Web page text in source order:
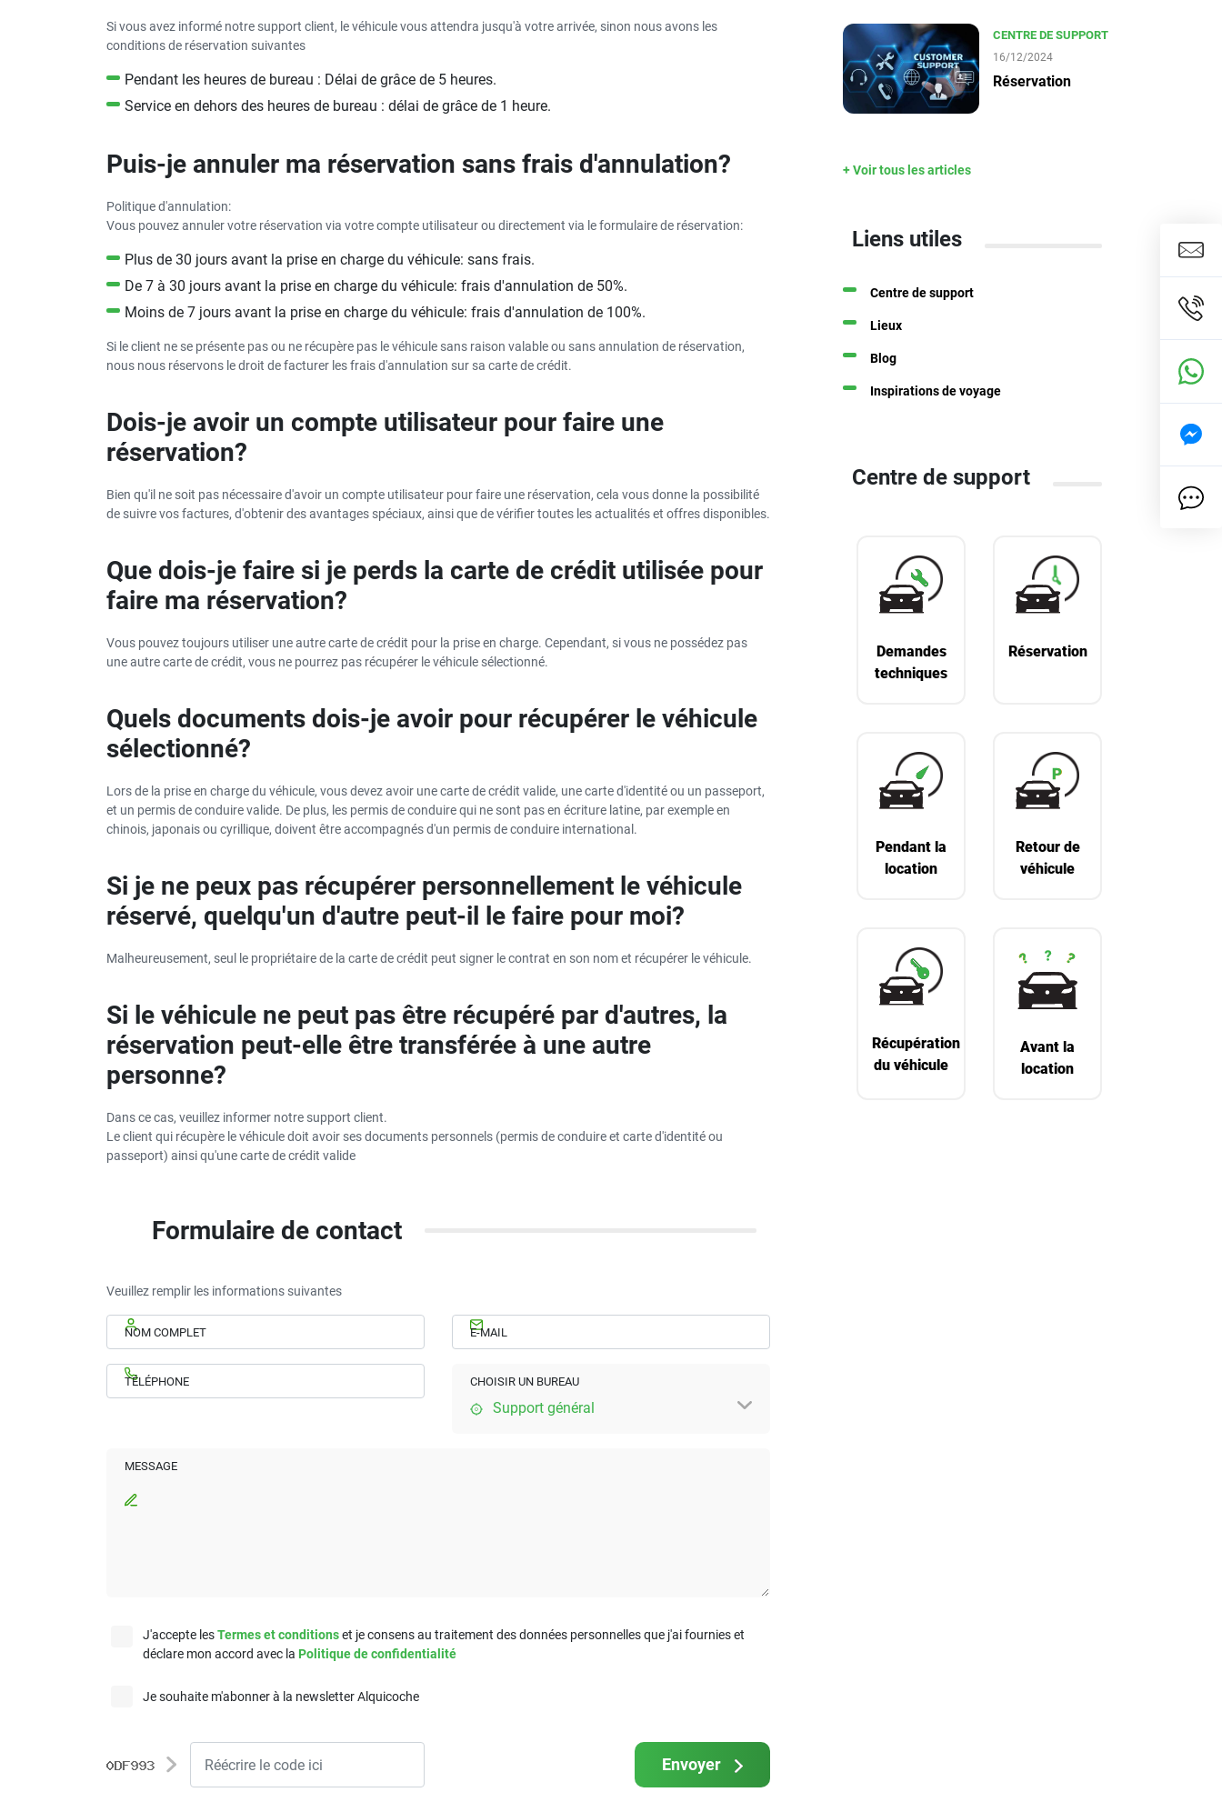
Si vous avez informé notre support client, le véhicule vous attendra jusqu'à votre arrivée, sinon nous avons les
conditions de réservation suivantes
Pendant les heures de bureau : Délai de grâce de 5 heures.
Service en dehors des heures de bureau : délai de grâce de 1 heure.
Puis-je annuler ma réservation sans frais d'annulation?
Politique d'annulation:
Vous pouvez annuler votre réservation via votre compte utilisateur ou directement via le formulaire de réservation:
Plus de 30 jours avant la prise en charge du véhicule: sans frais.
De 7 à 30 jours avant la prise en charge du véhicule: frais d'annulation de 50%.
Moins de 7 jours avant la prise en charge du véhicule: frais d'annulation de 100%.
Si le client ne se présente pas ou ne récupère pas le véhicule sans raison valable ou sans annulation de réservation,
nous nous réservons le droit de facturer les frais d'annulation sur sa carte de crédit.
Dois-je avoir un compte utilisateur pour faire une
réservation?
Bien qu'il ne soit pas nécessaire d'avoir un compte utilisateur pour faire une réservation, cela vous donne la possibilité
de suivre vos factures, d'obtenir des avantages spéciaux, ainsi que de vérifier toutes les actualités et offres disponibles.
Que dois-je faire si je perds la carte de crédit utilisée pour
faire ma réservation?
Vous pouvez toujours utiliser une autre carte de crédit pour la prise en charge. Cependant, si vous ne possédez pas
une autre carte de crédit, vous ne pourrez pas récupérer le véhicule sélectionné.
Quels documents dois-je avoir pour récupérer le véhicule
sélectionné?
Lors de la prise en charge du véhicule, vous devez avoir une carte de crédit valide, une carte d'identité ou un passeport,
et un permis de conduire valide. De plus, les permis de conduire qui ne sont pas en écriture latine, par exemple en
chinois, japonais ou cyrillique, doivent être accompagnés d'un permis de conduire international.
Si je ne peux pas récupérer personnellement le véhicule
réservé, quelqu'un d'autre peut-il le faire pour moi?
Malheureusement, seul le propriétaire de la carte de crédit peut signer le contrat en son nom et récupérer le véhicule.
Si le véhicule ne peut pas être récupéré par d'autres, la
réservation peut-elle être transférée à une autre
personne?
Dans ce cas, veuillez informer notre support client.
Le client qui récupère le véhicule doit avoir ses documents personnels (permis de conduire et carte d'identité ou
passeport) ainsi qu'une carte de crédit valide
Formulaire de contact
Veuillez remplir les informations suivantes
NOM COMPLET E-MAIL
TÉLÉPHONE CHOISIR UN BUREAU
Support général
MESSAGE
J'accepte lesTermes et conditionset je consens au traitement des données personnelles que j'ai fournies et
déclare mon accord avec la Politique de confidentialité
Je souhaite m'abonner à la newsletter Alquicoche
Envoyer
CENTRE DE SUPPORT
16/12/2024
Réservation
+ Voir tous les articles
Liens utiles
Centre de support
Lieux
Blog
Inspirations de voyage
Centre de support
Demandes
techniques
Réservation
Pendant la
location
Retour de
véhicule
Récupération
du véhicule
Avant la
location